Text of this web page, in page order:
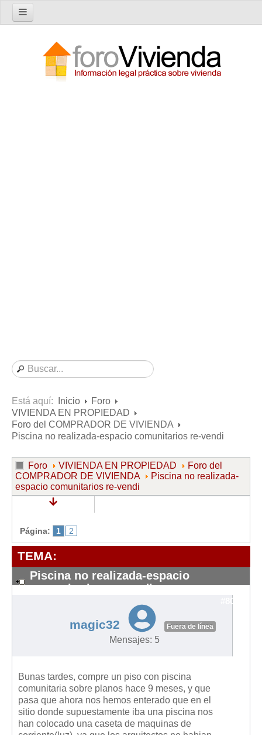
Nuevo tema
Contratos de Arrendamiento
De uso distinto al de vivienda
Otros contratos de Arrendamiento
Requerimientos y comunicaciones
Para contratos anteriores al 6 de junio de 2013
Para contratos de Renta Antigua
Formularios sobre Vivienda en Propiedad
Modelos de Contratos
Requerimientos y comunicaciones
Formularios sobre Propiedad Horizontal
Modelos de Convocatoria de Junta de Propietarios
Requerimientos y comunicaciones
Legislación sobre la Comunidad de Propietarios
Legislación sobre Adquisición de Vivienda en Propiedad
Legislación de interés práctico
Diccionario
Está aquí: Inicio
Foro
VIVIENDA EN PROPIEDAD
Foro del COMPRADOR DE VIVIENDA
Piscina no realizada-espacio comunitarios re-vendi
Foro VIVIENDA EN PROPIEDAD
Foro del
COMPRADOR DE VIVIENDA
Piscina no realizada-
espacio comunitarios re-vendi
Página: 1 2
TEMA:
Piscina no realizada-espacio
comunitarios re-vendi
#8038
magic32 Fuera de línea
Mensajes: 5
Bunas tardes, compre un piso con piscina
comunitaria sobre planos hace 9 meses, y que
pasa que ahora nos hemos enterado que en el
sitio donde supuestamente iba una piscina nos
han colocado una caseta de maquinas de